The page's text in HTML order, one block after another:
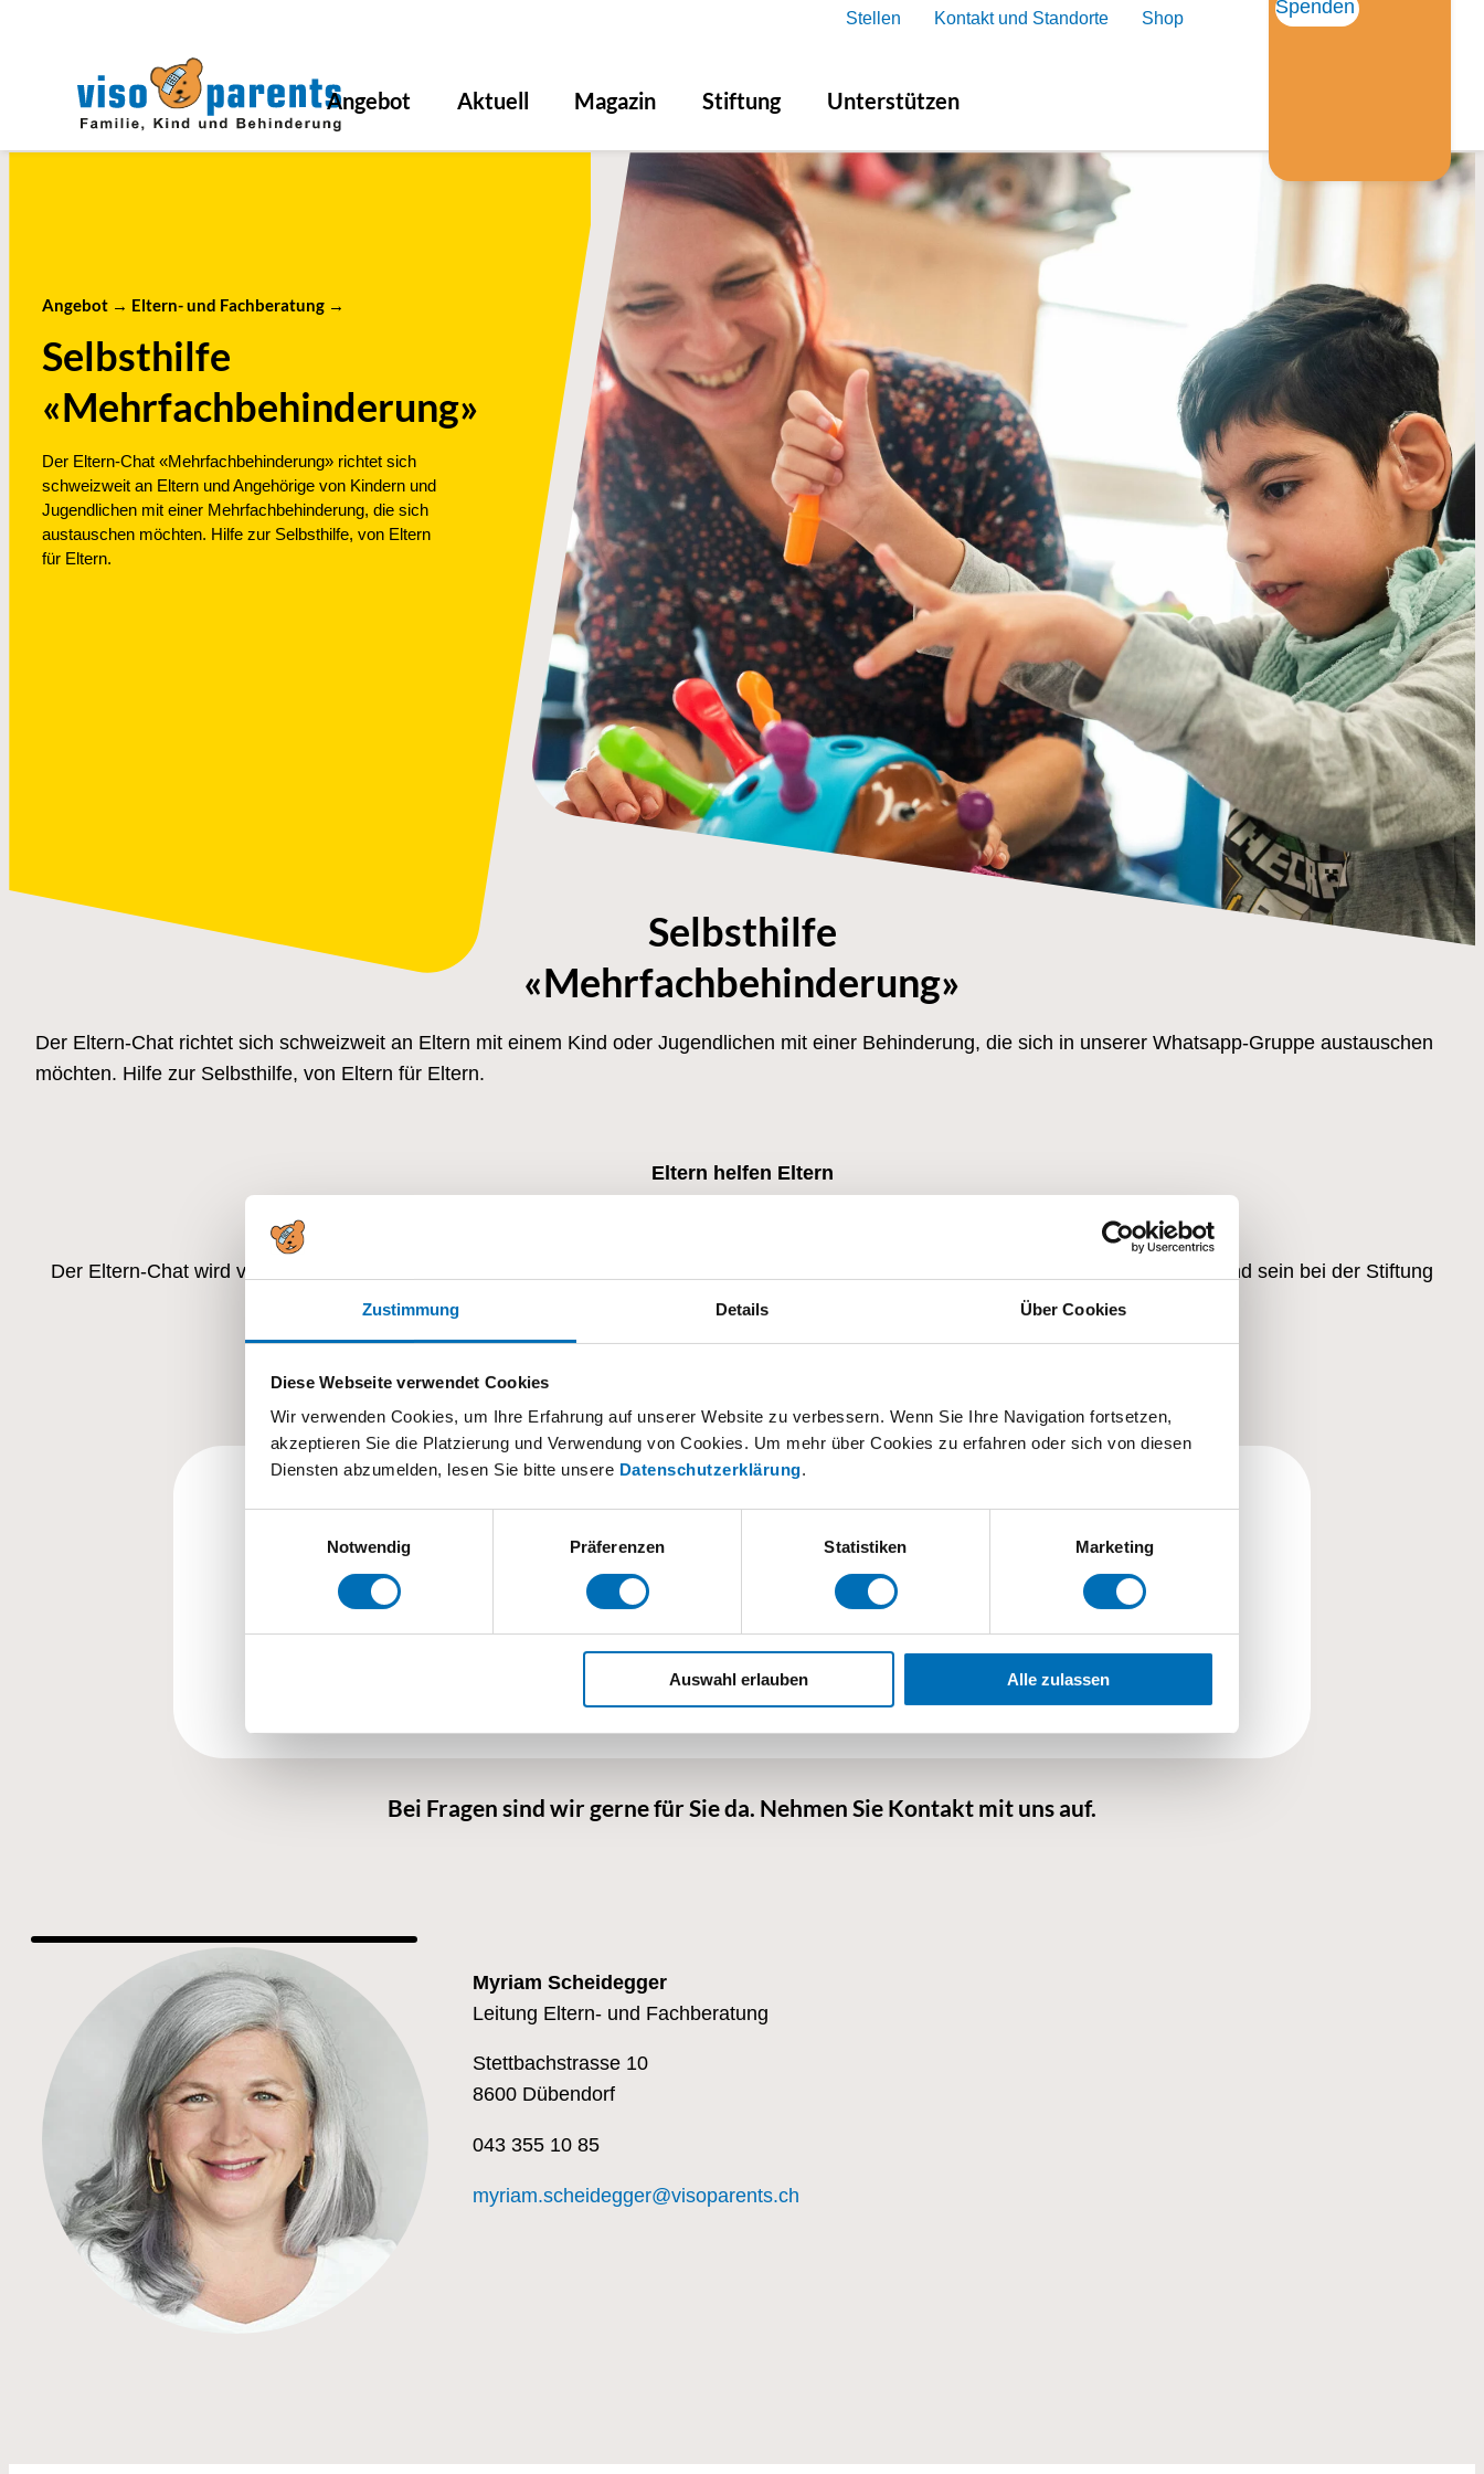
Zustimmung Details Über Cookies
Diese Webseite verwendet Cookies
Wir verwenden Cookies, um Ihre Erfahrung auf unserer Website zu verbessern. Wenn Sie Ihre Navigation fortsetzen,
akzeptieren Sie die Platzierung und Verwendung von Cookies. Um mehr über Cookies zu erfahren oder sich von diesen
Diensten abzumelden, lesen Sie bitte unsere Datenschutzerklärung.
Notwendig
Präferenzen Statistiken Marketing
Auswahl erlauben Alle zulassen
Stellen Kontakt und Standorte Shop
Angebot Aktuell Magazin Stiftung Unterstützen
Spenden
Angebot → Eltern- und Fachberatung →
Selbsthilfe
«Mehrfachbehinderung»
Der Eltern-Chat «Mehrfachbehinderung» richtet sich
schweizweit an Eltern und Angehörige von Kindern und
Jugendlichen mit einer Mehrfachbehinderung, die sich
austauschen möchten. Hilfe zur Selbsthilfe, von Eltern
für Eltern.
Selbsthilfe
«Mehrfachbehinderung»
Der Eltern-Chat richtet sich schweizweit an Eltern mit einem Kind oder Jugendlichen mit einer Behinderung, die sich in unserer Whatsapp-Gruppe austauschen
möchten. Hilfe zur Selbsthilfe, von Eltern für Eltern.
Eltern helfen Eltern
Der Eltern-Chat wird von einer Fachperson der Eltern- und Fachberatung betreut und ist kostenlos. Sie müssen nicht leistungsbeziehend sein bei der Stiftung
visoparents.
Chats und Eltern-Treffen für Eltern und Angehörige schweizweit:
Selbsthilfe «Autismus»
Selbsthilfe «Sehen»
Bei Fragen sind wir gerne für Sie da. Nehmen Sie Kontakt mit uns auf.
Myriam Scheidegger
Leitung Eltern- und Fachberatung
Stettbachstrasse 10
8600 Dübendorf
043 355 10 85
myriam.scheidegger@visoparents.ch